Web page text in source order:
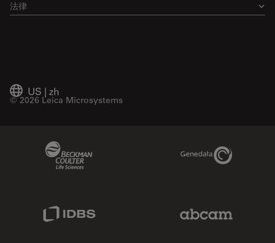
法律
US | zh
© 2026 Leica Microsystems
Genedata Link